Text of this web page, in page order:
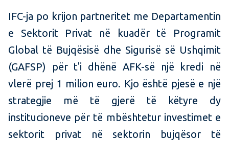
IFC-ja po krijon partneritet me Departamentin
e Sektorit Privat në kuadër të Programit
Global të Bujqësisë dhe Sigurisë së Ushqimit
(GAFSP) për t'i dhënë AFK-së një kredi në
vlerë prej 1 milion euro. Kjo është pjesë e një
strategjie më të gjerë të këtyre dy
institucioneve për të mbështetur investimet e
sektorit privat në sektorin bujqësor të